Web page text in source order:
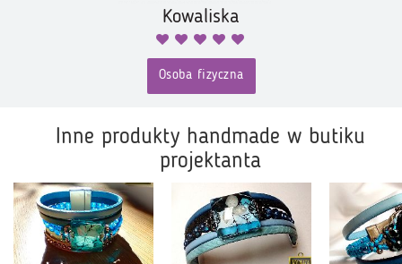
Kowaliska
Osoba fizyczna
Inne produkty handmade w butiku
projektanta